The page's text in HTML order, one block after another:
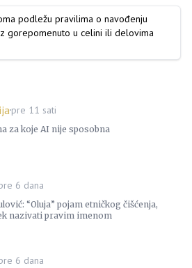
podležu pravilima o navođenju
gorepomenuto u celini ili delovima
pre 11 sati
za koje AI nije sposobna
6 dana
“Oluja” pojam etničkog čišćenja,
nazivati pravim imenom
6 dana